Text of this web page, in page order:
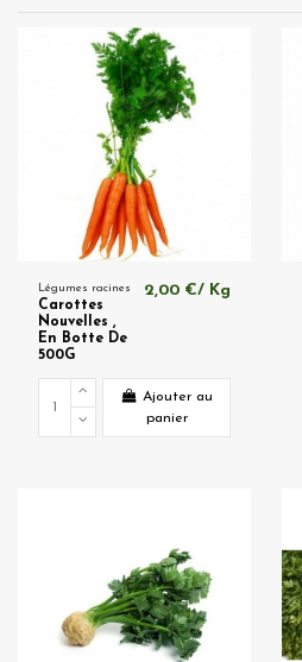
Légumes racines
Carottes
Nouvelles ,
En Botte De
500G
2,00 €/ Kg
Ajouter au
panier